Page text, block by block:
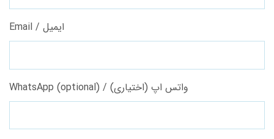
Email / ایمیل
WhatsApp (optional) / واتس اپ (اختیاری)